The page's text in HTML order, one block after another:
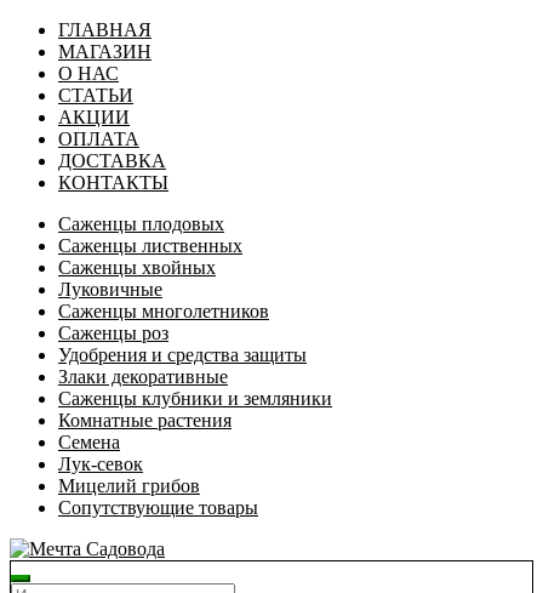
ГЛАВНАЯ
МАГАЗИН
О НАС
СТАТЬИ
АКЦИИ
ОПЛАТА
ДОСТАВКА
КОНТАКТЫ
Саженцы плодовых
Саженцы лиственных
Саженцы хвойных
Луковичные
Саженцы многолетников
Саженцы роз
Удобрения и средства защиты
Злаки декоративные
Саженцы клубники и земляники
Комнатные растения
Семена
Лук-севок
Мицелий грибов
Сопутствующие товары